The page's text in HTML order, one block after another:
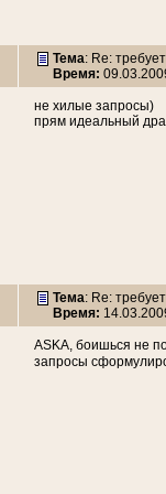
Тема: Re:
Время:
не хилые запросы)
прям идеальный
Тема: Re:
Время:
ASKA, боишься не
запросы